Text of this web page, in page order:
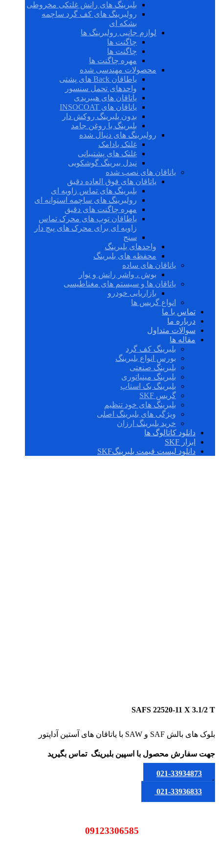
بلبرینگ های رانش غلتکی مخروطی
رولبرینگ های کف گرد ساچمه
بشکه ای
لوازم جانبی رولبرینگ ها
چاگنت ها
چاگنت ها
مهره چاگنت ها
محصولات مهندسی شده
یاطاقان Back های پشتی
واحدهای تحمل سنسور
یاتاقان های هیبریدی
یاتاقان های INSOCOAT
بدون بلبرینگ روکش دار
بلبرینگ با روغن جامد
رولبرینگ های دنبال شده
غلتک بادامک
غلتک های پشتیبانی
نیدل بیرینگ گوشکوبی
یاتاقان های نصب شده
یاتاقان های فوق العاده دقیق
بلبرینگ های تماس زاویه ای
رولبرینگ های ساچمه استوانه ای
مهره چاگنت های دقیق
یاطاقان توپ های محرک تماس
زاویه ای برای محرک های پیچ دار
سنج
واحدهای بلبرینگ
محفظه های بلبرینگ
یاتاقان های ساده
بوش ، واشر رانش و نوار
یاتاقان ها و سیستم های مغناطیسی
بازاریابی خودرو
انواع گریس ها
تماس با ما
درباره ما
سوالات متداول
مقاله ها
بلبرینگ کف گرد
بورس انواع بلبرینگ
بلبرینگ صنعتی
بلبرینگ مینیاتوری
بلبرینگ بک استاپ
گریس SKF
بلبرینگ های خود تنظیم
ویژگی های بلبرینگ اصلی
خرید بلبرینگ ارزان
دانلود کاتالوگ ها
ابزار SKF
دانلود لیست قیمت بلبرینگSKF
SAFS 22520-11 X 3.1/2 T
بلوک های بالش SAF و SAW با یاتاقان های آستین آداپتور
جهت سفارش محصول با اسپین بلبرینگ تماس بگیرید
021-33934873
یا
021-33936833